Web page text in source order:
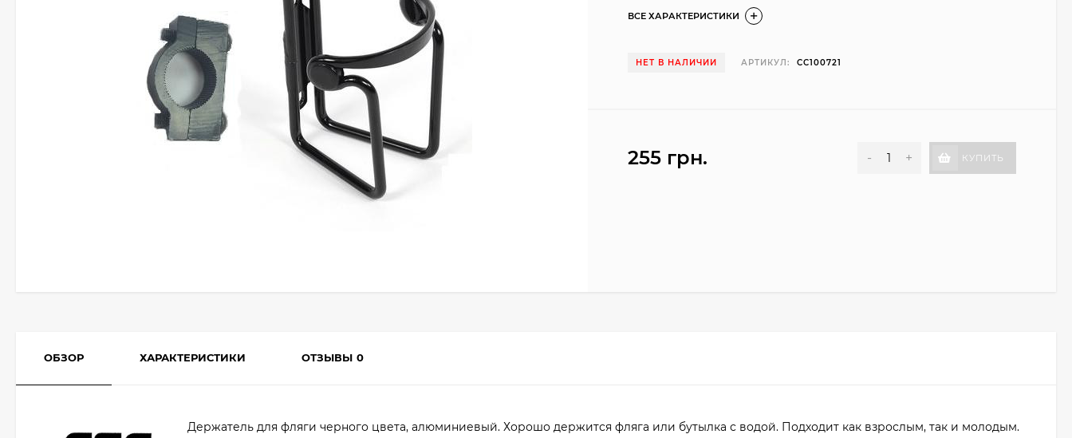
ВСЕ ХАРАКТЕРИСТИКИ
НЕТ В НАЛИЧИИ АРТИКУЛ: CC100721
255 грн. - + КУПИТЬ
ОБЗОР ХАРАКТЕРИСТИКИ ОТЗЫВЫ 0
Держатель для фляги черного цвета, алюминиевый. Хорошо держится фляга или бутылка с водой. Подходит как взрослым, так и молодым.